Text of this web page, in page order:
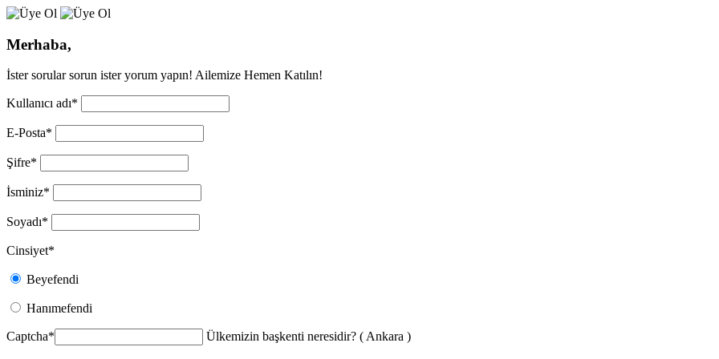
Merhaba,
İster sorular sorun ister yorum yapın! Ailemize Hemen Katılın!
Kullanıcı adı*
E-Posta*
Şifre*
İsminiz*
Soyadı*
Cinsiyet*
Beyefendi
Hanımefendi
Captcha* Ülkemizin başkenti neresidir? ( Ankara )